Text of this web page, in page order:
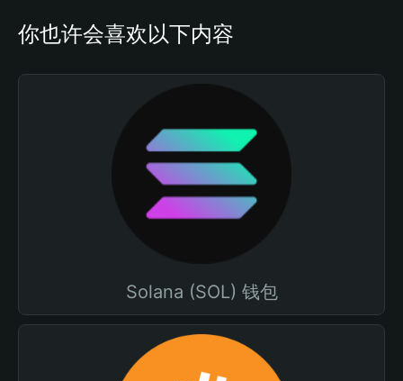
你也许会喜欢以下内容
Solana (SOL) 钱包